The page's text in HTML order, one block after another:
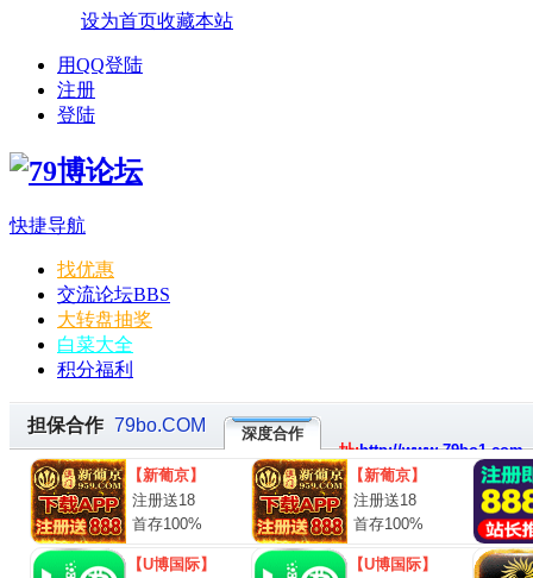
设为首页收藏本站
用QQ登陆
注册
登陆
快捷导航
找优惠
交流论坛BBS
大转盘抽奖
白菜大全
积分福利